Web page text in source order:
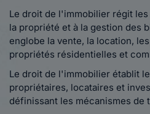
Le droit de l'immobilier régit
la propriété et à la gestion des
englobe la vente, la location,
propriétés résidentielles et
Le droit de l'immobilier établit
propriétaires, locataires et
définissant les mécanismes de